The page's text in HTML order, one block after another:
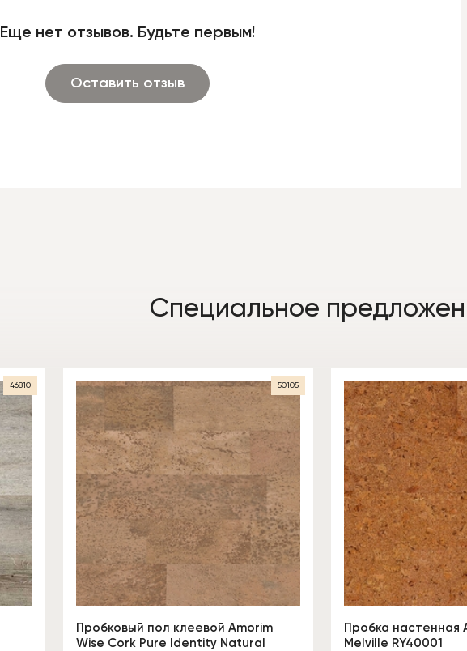
Еще нет отзывов. Будьте первым!
Оставить отзыв
Специальное
46810 50105
Пробковый пол клеевой Amorim
Wise Cork Pure Identity Natural
Пробка настенная
Melville RY40001